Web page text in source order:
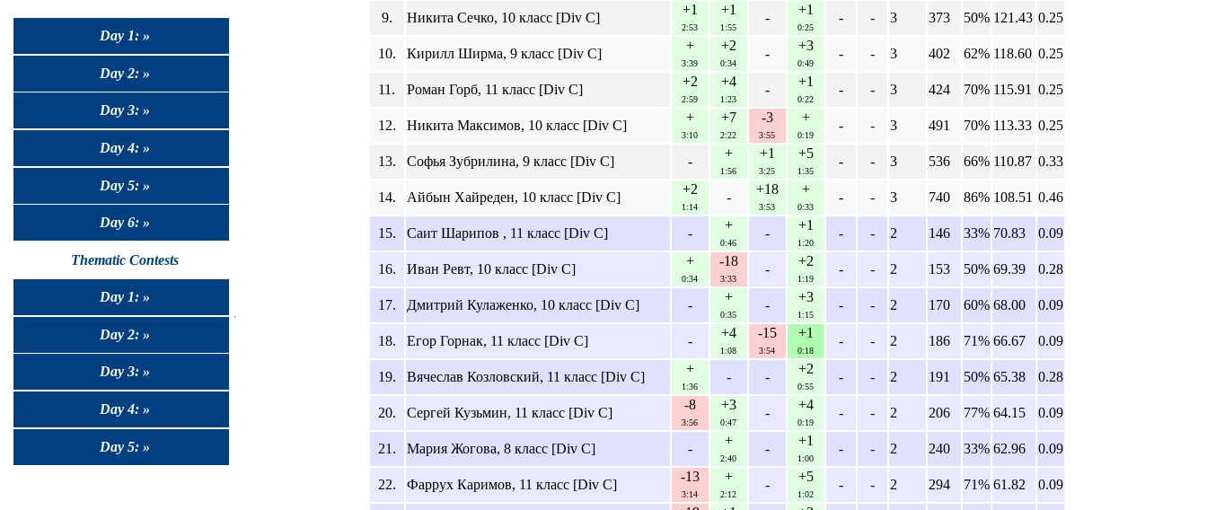
Day 1: »
Day 2: »
Day 3: »
Day 4: »
Day 5: »
Day 6: »
Thematic Contests
Day 1: »
Day 2: »
Day 3: »
Day 4: »
Day 5: »
9. Никита Сечко, 10 класс [Div C]
+1
2:53
+1
1:55
-
+1
0:25
- - 3 373 50% 121.43 0.25
10. Кирилл Ширма, 9 класс [Div C]
+
3:39
+2
0:34
-
+3
0:49
- - 3 402 62% 118.60 0.25
11. Роман Горб, 11 класс [Div C]
+2
2:59
+4
1:23
-
+1
0:22
- - 3 424 70% 115.91 0.25
12. Никита Максимов, 10 класс [Div C]
+
3:10
+7
2:22
-3
3:55
+
0:19
- - 3 491 70% 113.33 0.25
13. Софья Зубрилина, 9 класс [Div C] -
+
1:56
+1
3:25
+5
1:35
- - 3 536 66% 110.87 0.33
14. Айбын Хайреден, 10 класс [Div C]
+2
1:14
-
+18
3:53
+
0:33
- - 3 740 86% 108.51 0.46
15. Саит Шарипов , 11 класс [Div C] -
+
0:46
-
+1
1:20
- - 2 146 33% 70.83 0.09
16. Иван Ревт, 10 класс [Div C]
+
0:34
-18
3:33
-
+2
1:19
- - 2 153 50% 69.39 0.28
17. Дмитрий Кулаженко, 10 класс [Div C] -
+
0:35
-
+3
1:15
- - 2 170 60% 68.00 0.09
18. Егор Горнак, 11 класс [Div C] -
+4
1:08
-15
3:54
+1
0:18
- - 2 186 71% 66.67 0.09
19. Вячеслав Козловский, 11 класс [Div C]
+
1:36
- -
+2
0:55
- - 2 191 50% 65.38 0.28
20. Сергей Кузьмин, 11 класс [Div C]
-8
3:56
+3
0:47
-
+4
0:19
- - 2 206 77% 64.15 0.09
21. Мария Жогова, 8 класс [Div C] -
+
2:40
-
+1
1:00
- - 2 240 33% 62.96 0.09
22. Фаррух Каримов, 11 класс [Div C]
-13
3:14
+
2:12
-
+5
1:02
- - 2 294 71% 61.82 0.09